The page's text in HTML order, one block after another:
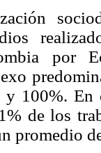
por
y 100%. En
de los
promedio